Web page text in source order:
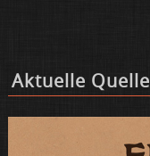
Ak­tu­el­le Quel­le